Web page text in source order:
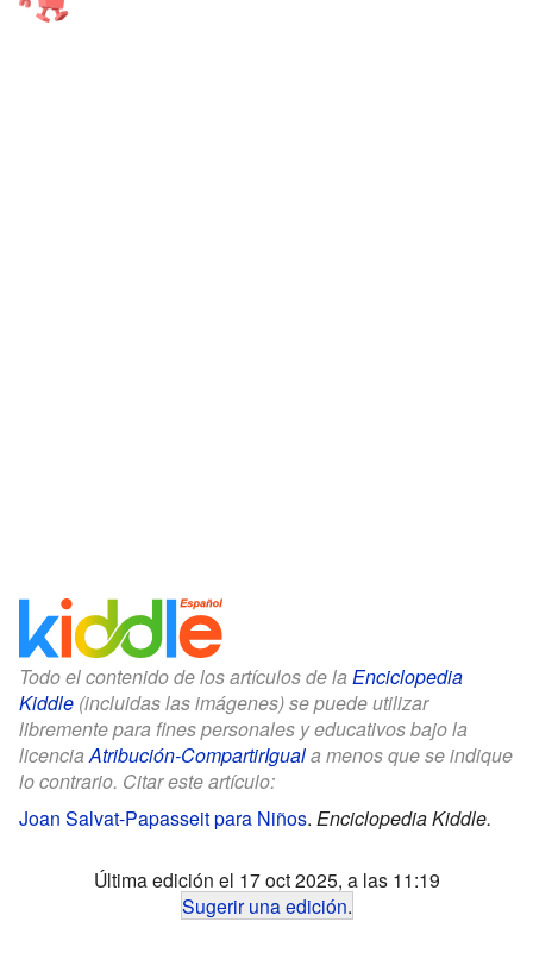
Todo el contenido de los artículos de la Enciclopedia
Kiddle (incluidas las imágenes) se puede utilizar
libremente para fines personales y educativos bajo la
licenciaAtribución-CompartirIguala menos que se indique
lo contrario. Citar este artículo:
Joan Salvat-Papasseit para Niños. Enciclopedia Kiddle.
Última edición el 17 oct 2025, a las 11:19
Sugerir una edición.